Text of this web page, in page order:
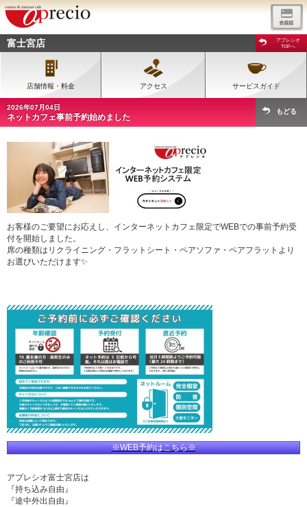
富士宮店
アプレシオ
TOPへ
店舗情報・料金 アクセス サービスガイド
2026年07月04日
ネットカフェ事前予約始めました
もどる
お客様のご要望にお応えし、インターネットカフェ限定でWEBでの事前予約受
付を開始しました。
席の種類はリクライニング・フラットシート・ペアソファ・ペアフラットより
お選びいただけます✨
※WEB予約はこちら※
アプレシオ富士宮店は
『持ち込み自由』
『途中外出自由』